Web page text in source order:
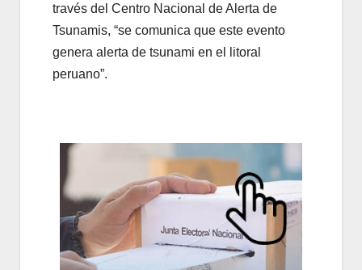
través del Centro Nacional de Alerta de
Tsunamis, “se comunica que este evento
genera alerta de tsunami en el litoral
peruano”.